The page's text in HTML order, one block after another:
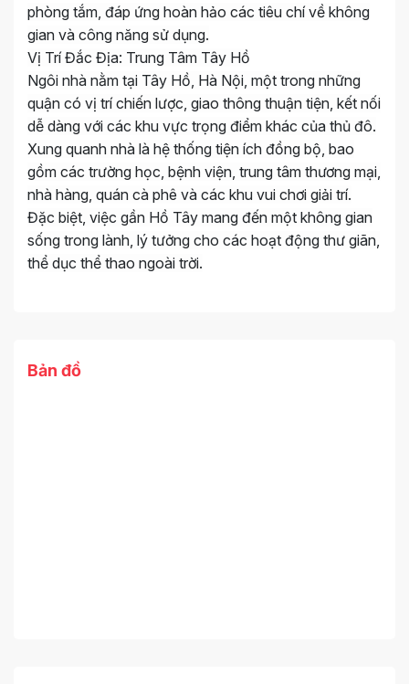
phòng tắm, đáp ứng hoàn hảo các tiêu chí về không
gian và công năng sử dụng.
Vị Trí Đắc Địa: Trung Tâm Tây Hồ
Ngôi nhà nằm tại Tây Hồ, Hà Nội, một trong những
quận có vị trí chiến lược, giao thông thuận tiện, kết nối
dễ dàng với các khu vực trọng điểm khác của thủ đô.
Xung quanh nhà là hệ thống tiện ích đồng bộ, bao
gồm các trường học, bệnh viện, trung tâm thương mại,
nhà hàng, quán cà phê và các khu vui chơi giải trí.
Đặc biệt, việc gần Hồ Tây mang đến một không gian
sống trong lành, lý tưởng cho các hoạt động thư giãn,
thể dục thể thao ngoài trời.
Bản đồ